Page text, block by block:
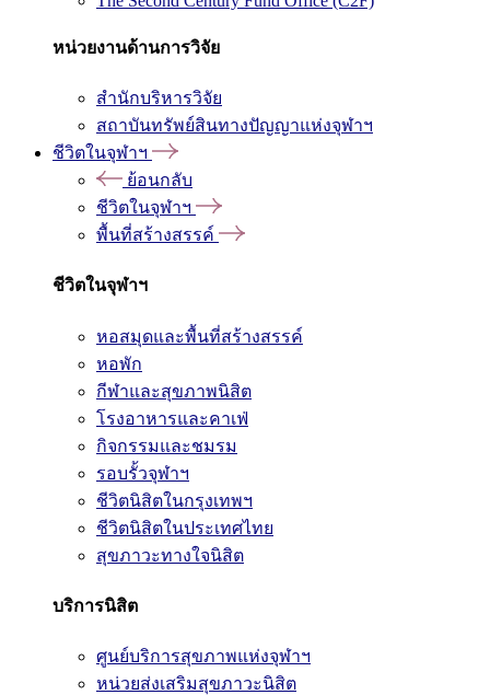
หน่วยงานด้านการวิจัย
สำนักบริหารวิจัย
สถาบันทรัพย์สินทางปัญญาแห่งจุฬาฯ
ชีวิตในจุฬาฯ
ย้อนกลับ
ชีวิตในจุฬาฯ
พื้นที่สร้างสรรค์
ชีวิตในจุฬาฯ
หอสมุดและพื้นที่สร้างสรรค์
หอพัก
กีฬาและสุขภาพนิสิต
โรงอาหารและคาเฟ่
กิจกรรมและชมรม
รอบรั้วจุฬาฯ
ชีวิตนิสิตในกรุงเทพฯ
ชีวิตนิสิตในประเทศไทย
สุขภาวะทางใจนิสิต
บริการนิสิต
ศูนย์บริการสุขภาพแห่งจุฬาฯ
หน่วยส่งเสริมสุขภาวะนิสิต